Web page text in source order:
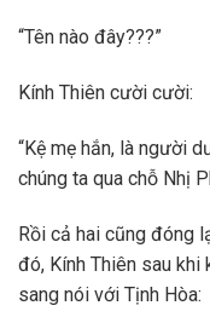
“Tên nào đây???”
Kính Thiên cười cười:
“Kệ mẹ hắn, là người
chúng ta qua chỗ Nhị
Rồi cả hai cũng đóng
đó, Kính Thiên sau khi
sang nói với Tịnh Hòa: